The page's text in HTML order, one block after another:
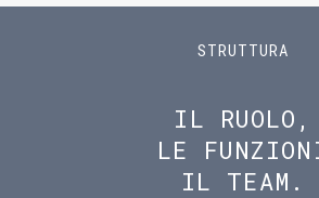
STRUTTURA
IL RUOLO,
LE
IL TEAM.